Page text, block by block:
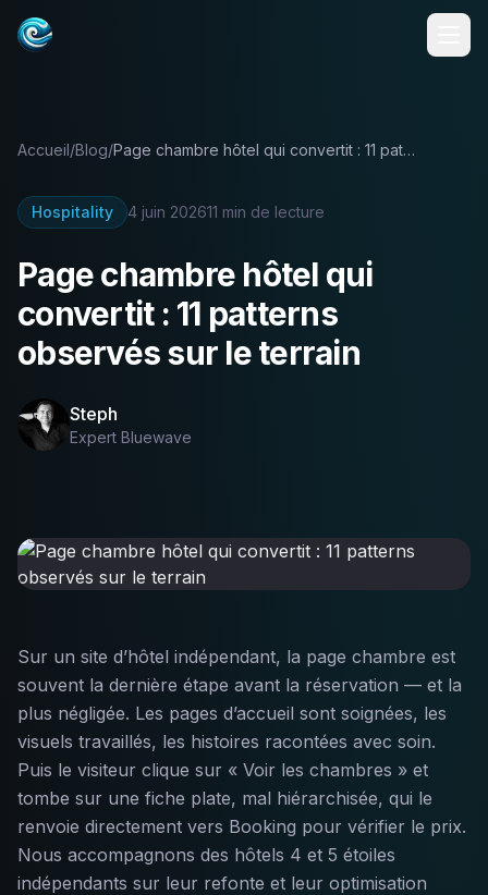
Accueil/Blog/ Page chambre hôtel qui convertit : 11 patterns observés sur le terrain
Hospitality 4 juin 202611 min de lecture
Page chambre hôtel qui
convertit : 11 patterns
observés sur le terrain
Steph
Expert Bluewave
Sur un site d’hôtel indépendant, la page chambre est
souvent la dernière étape avant la réservation — et la
plus négligée. Les pages d’accueil sont soignées, les
visuels travaillés, les histoires racontées avec soin.
Puis le visiteur clique sur « Voir les chambres » et
tombe sur une fiche plate, mal hiérarchisée, qui le
renvoie directement vers Booking pour vérifier le prix.
Nous accompagnons des hôtels 4 et 5 étoiles
indépendants sur leur refonte et leur optimisation